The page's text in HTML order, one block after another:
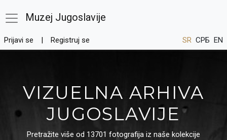
Muzej Jugoslavije
Prijavi se Registruj se SR СРБ EN
VIZUELNA ARHIVA
JUGOSLAVIJE
Pretražite više od 13701 fotografija iz naše kolekcije